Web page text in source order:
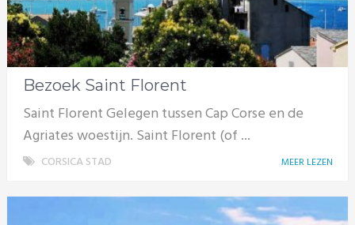
Bezoek Saint Florent
Saint Florent Gelegen tussen Cap Corse en de
Agriates woestijn. Saint Florent (of ...
CORSICA STAD MEER LEZEN